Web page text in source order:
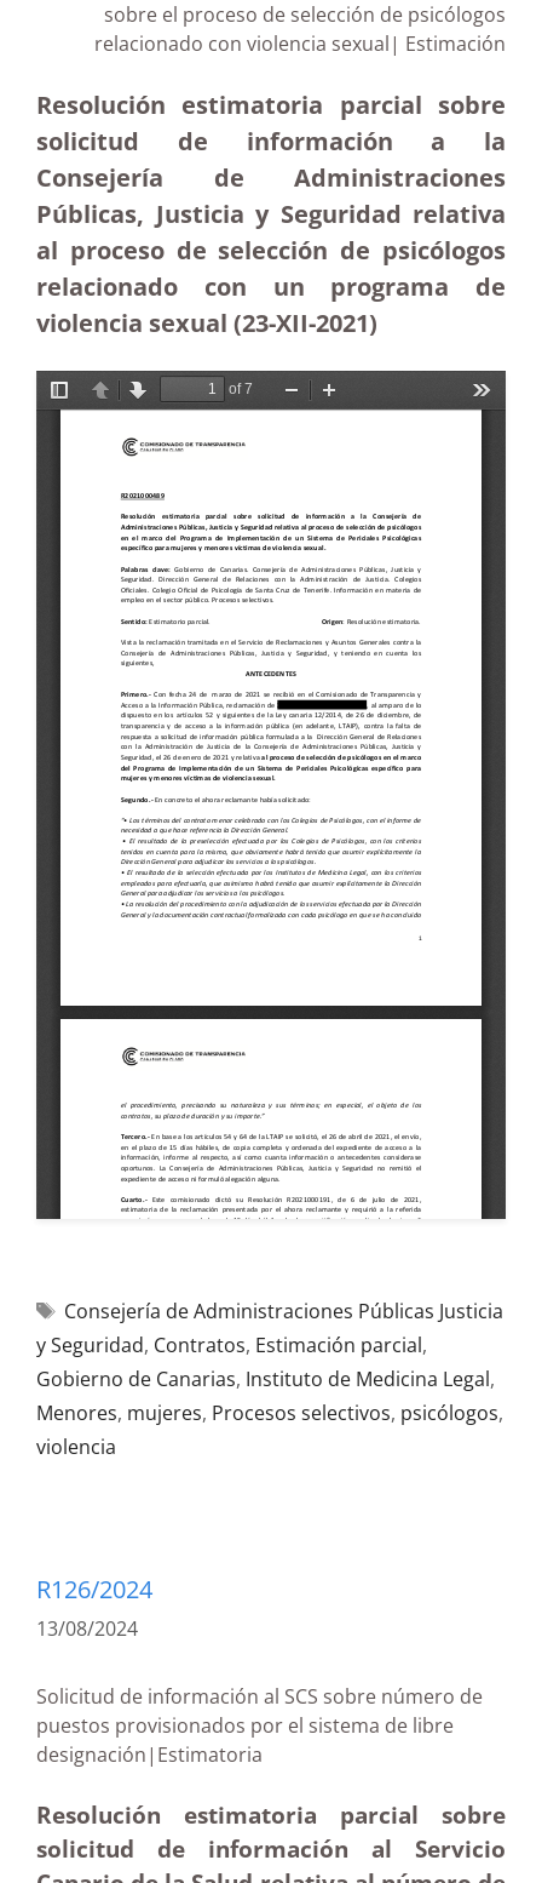
sobre el proceso de selección de psicólogos
relacionado con violencia sexual| Estimación
Resolución estimatoria parcial sobre
solicitud de información a la
Consejería de Administraciones
Públicas, Justicia y Seguridad relativa
al proceso de selección de psicólogos
relacionado con un programa de
violencia sexual (23-XII-2021)
Consejería de Administraciones Públicas Justicia
y Seguridad, Contratos, Estimación parcial,
Gobierno de Canarias, Instituto de Medicina Legal,
Menores, mujeres, Procesos selectivos, psicólogos,
violencia
R126/2024
13/08/2024
Solicitud de información al SCS sobre número de
puestos provisionados por el sistema de libre
designación|Estimatoria
Resolución estimatoria parcial sobre
solicitud de información al Servicio